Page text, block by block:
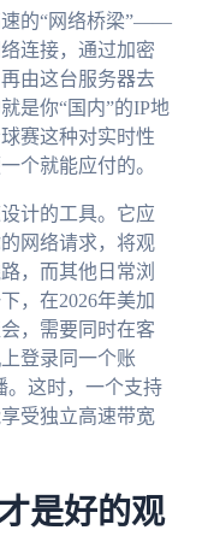
速的“网络桥梁”——
连接，通过加密
由这台服务器去
是你“国内”的IP地
赛这种对实时性
个就能应付的。
计的工具。它应
网络请求，将观
，而其他日常浏
，在2026年美加
，需要同时在客
登录同一个账
。这时，一个支持
受独立高速带宽
是好的观